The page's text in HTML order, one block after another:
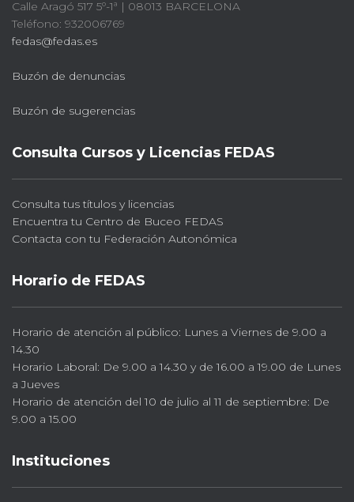
Calle Aragó 517 5º-1ª | 08013 BARCELONA
Teléfono: 932006769
fedas@fedas.es
Buzón de denuncias
Buzón de sugerencias
Consulta Cursos y Licencias FEDAS
Consulta tus títulos y licencias
Encuentra tu Centro de Buceo FEDAS
Contacta con tu Federación Autonómica
Horario de FEDAS
Horario de atención al público: Lunes a Viernes de 9.00 a
14.30
Horario Laboral: De 9.00 a 14.30 y de 16.00 a 19.00 de Lunes
a Jueves
Horario de atención del 10 de julio al 11 de septiembre: De
9.00 a 15.00
Instituciones